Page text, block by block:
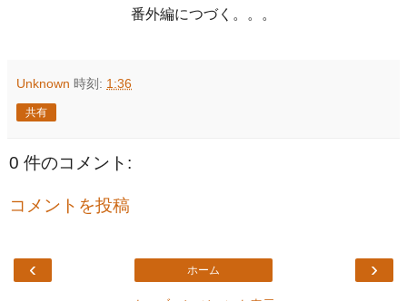
番外編につづく。。。
Unknown 時刻: 1:36
共有
0 件のコメント:
コメントを投稿
‹ ›
ホーム